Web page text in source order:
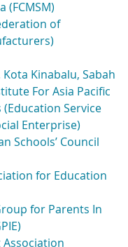
(FCMSM)
of
Kota Kinabalu, Sabah
For Asia Pacific
(Education Service
Enterprise)
Schools’ Council
for Education
for Parents In